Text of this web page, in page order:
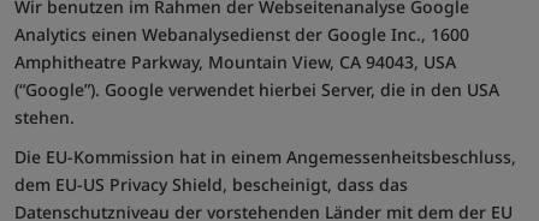
Wir benutzen im Rahmen der Webseitenanalyse Google
Analytics einen Webanalysedienst der Google Inc., 1600
Amphitheatre Parkway, Mountain View, CA 94043, USA
(“Google”). Google verwendet hierbei Server, die in den USA
stehen.
Die EU-Kommission hat in einem Angemessenheitsbeschluss,
dem EU-US Privacy Shield, bescheinigt, dass das
Datenschutzniveau der vorstehenden Länder mit dem der EU